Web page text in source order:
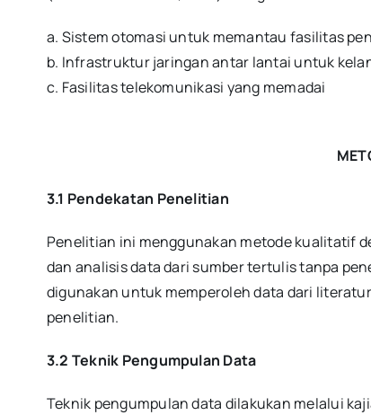
a. Sistem otomasi untuk memantau fasilitas
b. Infrastruktur jaringan antar lantai untuk
c. Fasilitas telekomunikasi yang memadai
3.1 Pendekatan Penelitian
Penelitian ini menggunakan metode kualitatif
dan analisis data dari sumber tertulis tanpa
digunakan untuk memperoleh data dari
penelitian.
3.2 Teknik Pengumpulan Data
Teknik pengumpulan data dilakukan melalui